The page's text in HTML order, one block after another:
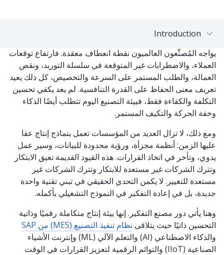
يواجه المُصنِّعون العالميون نقطة انعطاف معقدة. فارتفاع توقعات
العملاء، والاضطرابات غير المتوقعة في سلسلة التوريد، ونقص
العمالة، والطلب المستمر على السرعة والتخصيص، كل ذلك يعيد
تعريف معنى الحفاظ على القدرة التنافسية. لم يعد يكفي تحسين
التكلفة والكفاءة فقط، فبيئة التصنيع اليوم تتطلب أيضًا الذكاء
وخفة الحركة والتكيف المستمر.
ومع ذلك، لا تزال العديد من المؤسسات تعمل بنماذج إنتاج عفا
عليها الزمن: أنظمة مجزأة، ورؤية محدودة للبيانات، وسير عمل
يدوي، وتأخر في اتخاذ القرارات. هذه القيود القديمة تعيق الابتكار
وتترك الشركات غير مستعدة للابتكار وتترك الشركات غير
مستعدة للتغيير. لا يكمن التحدي الحقيقي في تبني تقنية واحدة
جديدة، بل في إعادة التفكير في النموذج التشغيلي بأكمله.
وهنا يأتي دور مصنع التفكير. إنها بيئة إنتاج متكاملة رقميًا وذاتية
التحسين ذاتيًا حيث يتلاقى نظام تنفيذ التصنيع (MES) من SAP
والذكاء الاصطناعي (AI) والتعلم الآلي (ML) وإنترنت الأشياء
الصناعية (IIoT) والتوائم الرقمية لتعزيز القرارات في الوقت
Introduction